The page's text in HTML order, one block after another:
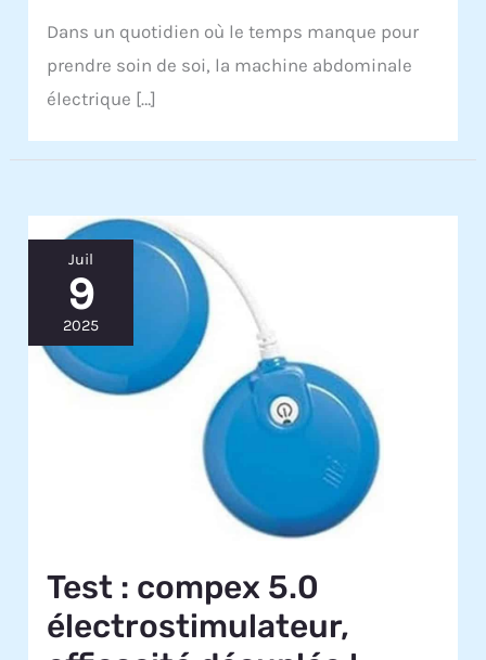
Dans un quotidien où le temps manque pour
prendre soin de soi, la machine abdominale
électrique […]
Juil
9
2025
Test : compex 5.0
électrostimulateur,